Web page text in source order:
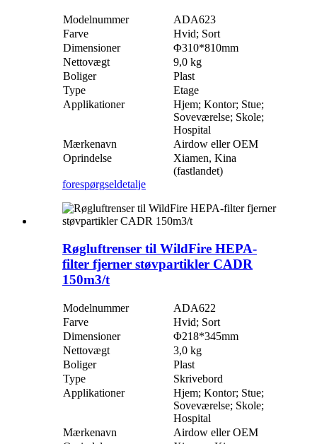
Modelnummer
ADA623
Farve
Hvid; Sort
Dimensioner
Φ310*810mm
Nettovægt
9,0 kg
Boliger
Plast
Type
Etage
Applikationer
Hjem; Kontor; Stue;
Soveværelse; Skole;
Hospital
Mærkenavn
Airdow eller OEM
Oprindelse
Xiamen, Kina
(fastlandet)
forespørgseldetalje
Røgluftrenser til WildFire HEPA-
filter fjerner støvpartikler CADR
150m3/t
Modelnummer
ADA622
Farve
Hvid; Sort
Dimensioner
Φ218*345mm
Nettovægt
3,0 kg
Boliger
Plast
Type
Skrivebord
Applikationer
Hjem; Kontor; Stue;
Soveværelse; Skole;
Hospital
Mærkenavn
Airdow eller OEM